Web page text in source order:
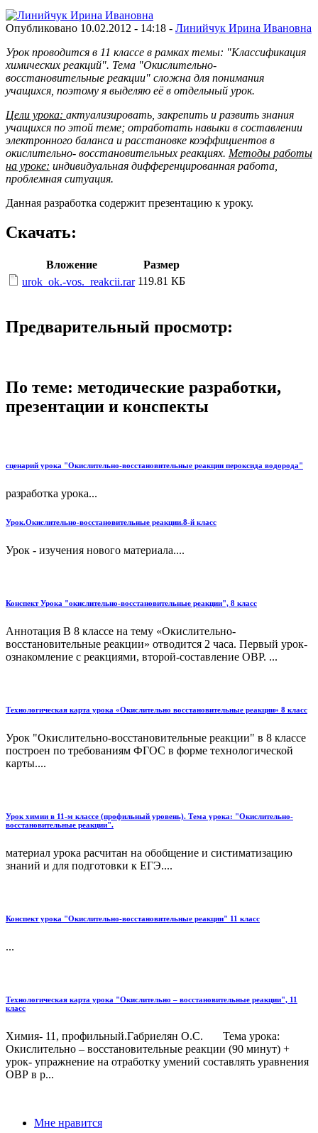
Опубликовано 10.02.2012 - 14:18 - Линийчук Ирина Ивановна
Урок проводится в 11 классе в рамках темы: "Классификация
химических реакций". Тема "Окислительно-
восстановительные реакции" сложна для понимания
учащихся, поэтому я выделяю её в отдельный урок.
Цели урока: актуализировать, закрепить и развить знания
учащихся по этой теме; отработать навыки в составлении
электронного баланса и расстановке коэффициентов в
окислительно- восстановительных реакциях. Методы работы
на уроке: индивидуальная дифференцированная работа,
проблемная ситуация.
Данная разработка содержит презентацию к уроку.
Скачать:
Вложение
Размер
urok_ok.-vos._reakcii.rar 119.81 КБ
Предварительный просмотр:
По теме: методические разработки,
презентации и конспекты
сценарий урока "Окислительно-восстановительные реакции пероксида водорода"
разработка урока...
Урок.Окислительно-восстановительные реакции.8-й класс
Урок - изучения нового материала....
Конспект Урока "окислительно-восстановительные реакции", 8 класс
Аннотация В 8 классе на тему «Окислительно-
восстановительные реакции» отводится 2 часа. Первый урок-
ознакомление с реакциями, второй-составление ОВР. ...
Технологическая карта урока «Окислительно восстановительные реакции» 8 класс
Урок "Окислительно-восстановительные реакции" в 8 классе
построен по требованиям ФГОС в форме технологической
карты....
Урок химии в 11-м классе (профильный уровень). Тема урока: "Окислительно-
восстановительные реакции".
материал урока расчитан на обобщение и систиматизацию
знаний и для подготовки к ЕГЭ....
Конспект урока "Окислительно-восстановительные реакции" 11 класс
...
Технологическая карта урока "Окислительно – восстановительные реакции", 11
класс
Химия- 11, профильный.Габриелян О.С. Тема урока:
Окислительно – восстановительные реакции (90 минут) +
урок- упражнение на отработку умений составлять уравнения
ОВР в р...
Мне нравится